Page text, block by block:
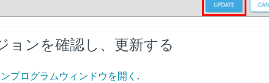
ョンを確認し、更新する
プログラムウィンドウを開く .